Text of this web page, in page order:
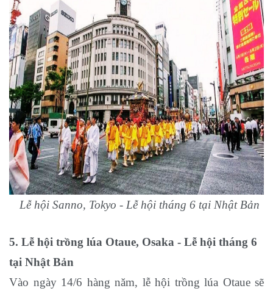
Lễ hội Sanno, Tokyo - Lễ hội tháng 6 tại Nhật Bản
5. Lễ hội trồng lúa Otaue, Osaka - Lễ hội tháng 6
tại Nhật Bản
Vào ngày 14/6 hàng năm, lễ hội trồng lúa Otaue sẽ